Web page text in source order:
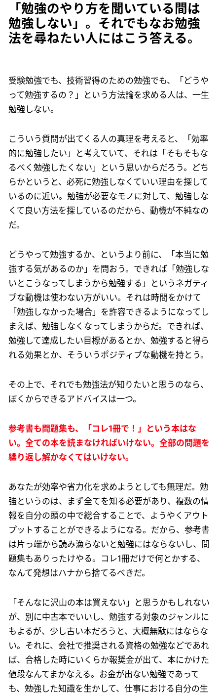
「勉強のやり方を聞いている間は
勉強しない」。それでもなお勉強
法を尋ねたい人にはこう答える。
受験勉強でも、技術習得のための勉強でも、「どうや
って勉強するの？」という方法論を求める人は、一生
勉強しない。
こういう質問が出てくる人の真理を考えると、「効率
的に勉強したい」と考えていて、それは「そもそもな
るべく勉強したくない」という思いからだろう。どち
らかというと、必死に勉強しなくていい理由を探して
いるのに近い。勉強が必要なモノに対して、勉強しな
くて良い方法を探しているのだから、動機が不純なの
だ。
どうやって勉強するか、というより前に、「本当に勉
強する気があるのか」を問おう。できれば「勉強しな
いとこうなってしまうから勉強する」というネガティ
ブな動機は使わない方がいい。それは時間をかけて
「勉強しなかった場合」を許容できるようになってし
まえば、勉強しなくなってしまうからだ。できれば、
勉強して達成したい目標があるとか、勉強すると得ら
れる効果とか、そういうポジティブな動機を持とう。
その上で、それでも勉強法が知りたいと思うのなら、
ぼくからできるアドバイスは一つ。
参考書も問題集も、「コレ1冊で！」という本はな
い。全ての本を読まなければいけない。全部の問題を
繰り返し解かなくてはいけない。
あなたが効率や省力化を求めようとしても無理だ。勉
強というのは、まず全てを知る必要があり、複数の情
報を自分の頭の中で総合することで、ようやくアウト
プットすることができるようになる。だから、参考書
は片っ端から読み漁らないと勉強にはならないし、問
題集もありったけやる。コレ1冊だけで何とかする、
なんて発想はハナから捨てるべきだ。
「そんなに沢山の本は買えない」と思うかもしれない
が、別に中古本でいいし、勉強する対象のジャンルに
もよるが、少し古い本だろうと、大概無駄にはならな
い。それに、会社で推奨される資格の勉強などであれ
ば、合格した時にいくらか報奨金が出て、本にかけた
値段なんてまかなえる。お金が出ない勉強であって
も、勉強した知識を生かして、仕事における自分の生